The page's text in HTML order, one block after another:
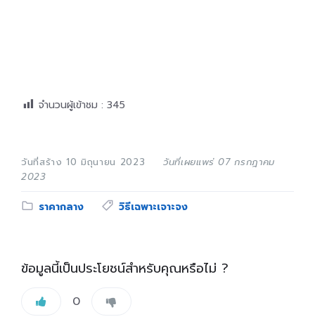
จำนวนผู้เข้าชม : 345
วันที่สร้าง 10 มิถุนายน 2023
วันที่เผยแพร่ 07 กรกฎาคม
2023
Category:
ราคากลาง Tags:
วิธีเฉพาะเจาะจง
ข้อมูลนี้เป็นประโยชน์สำหรับคุณหรือไม่ ?
0